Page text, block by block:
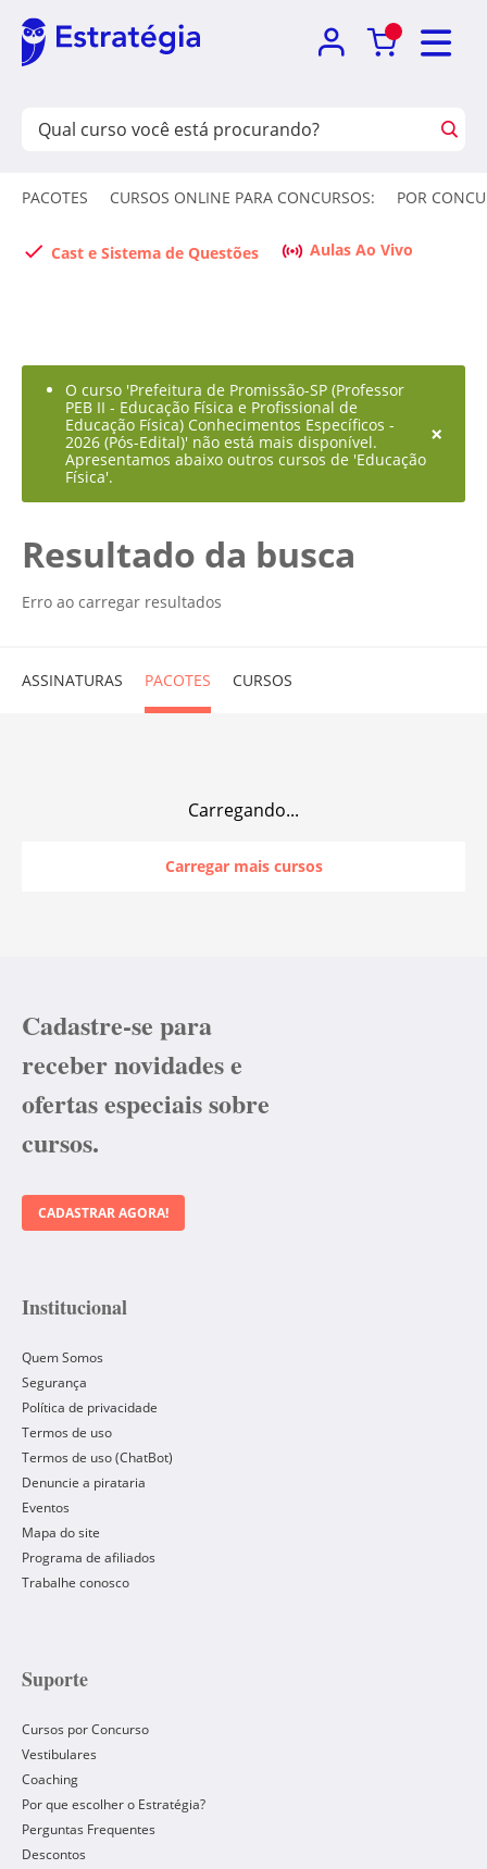
PACOTES CURSOS ONLINE PARA CONCURSOS: POR
Cast e Sistema de Questões Aulas Ao Vivo
O curso 'Prefeitura de Promissão-SP (Professor
PEB II - Educação Física e Profissional de
Educação Física) Conhecimentos Específicos -
2026 (Pós-Edital)' não está mais disponível.
Apresentamos abaixo outros cursos de 'Educação
Física'.
×
Resultado da busca
Erro ao carregar resultados
ASSINATURAS PACOTES CURSOS
Carregando...
Carregar mais cursos
Cadastre-se para
receber novidades e
ofertas especiais sobre
cursos.
CADASTRAR AGORA!
Institucional
Quem Somos
Segurança
Política de privacidade
Termos de uso
Termos de uso (ChatBot)
Denuncie a pirataria
Eventos
Mapa do site
Programa de afiliados
Trabalhe conosco
Suporte
Cursos por Concurso
Vestibulares
Coaching
Por que escolher o Estratégia?
Perguntas Frequentes
Descontos